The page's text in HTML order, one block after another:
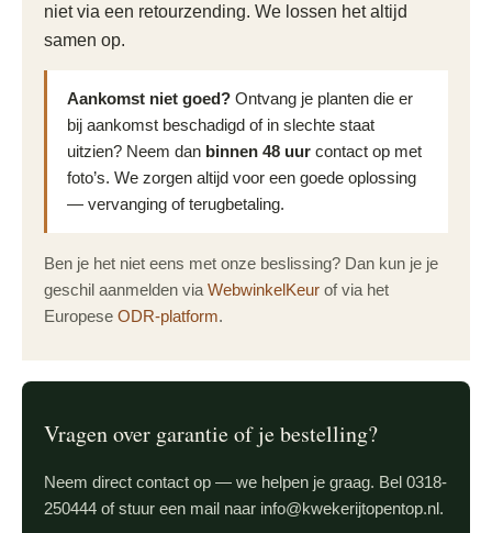
niet via een retourzending. We lossen het altijd
samen op.
Aankomst niet goed? Ontvang je planten die er
bij aankomst beschadigd of in slechte staat
uitzien? Neem dan binnen 48 uur contact op met
foto’s. We zorgen altijd voor een goede oplossing
— vervanging of terugbetaling.
Ben je het niet eens met onze beslissing? Dan kun je je
geschil aanmelden via WebwinkelKeur of via het
Europese ODR-platform.
Vragen over garantie of je bestelling?
Neem direct contact op — we helpen je graag. Bel 0318-
250444 of stuur een mail naar info@kwekerijtopentop.nl.